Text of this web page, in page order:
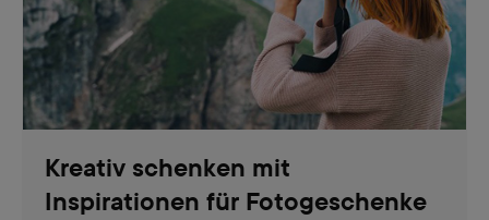
Kreativ schenken mit
Inspirationen für Fotogeschenke